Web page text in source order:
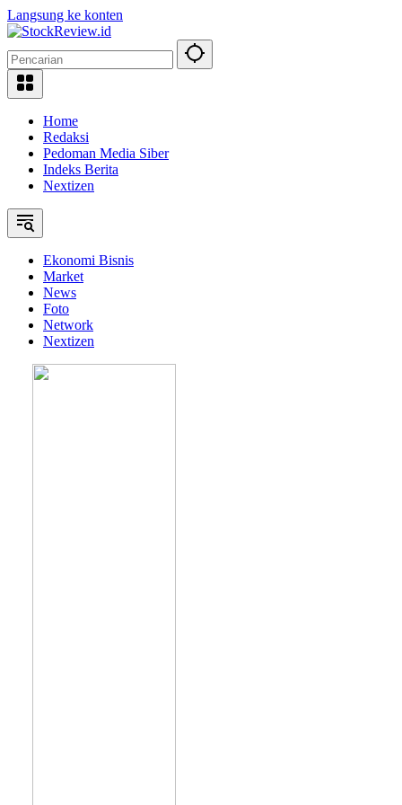
Langsung ke konten
Home
Redaksi
Pedoman Media Siber
Indeks Berita
Nextizen
Ekonomi Bisnis
Market
News
Foto
Network
Nextizen